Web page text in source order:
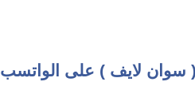
( سوان لايف ) على الواتسب